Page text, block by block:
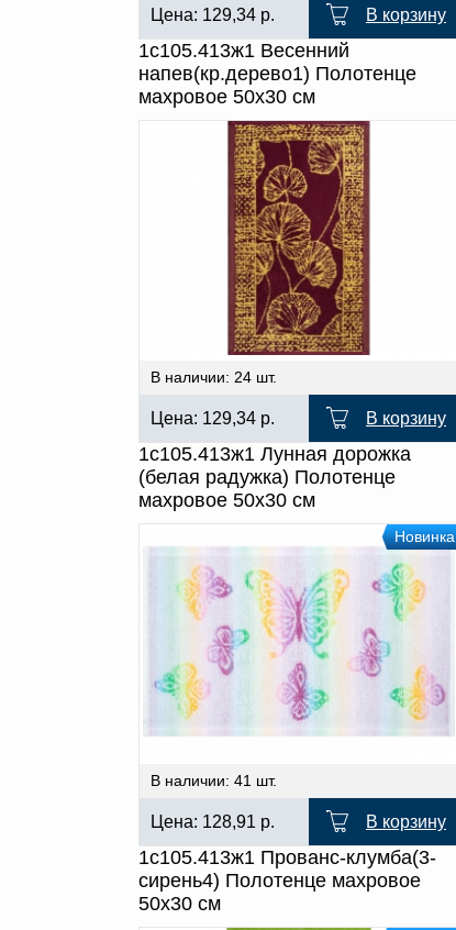
Цена: 129,34 р. В корзину
1с105.413ж1 Весенний
напев(кр.дерево1) Полотенце
махровое 50х30 см
В наличии: 24 шт.
Цена: 129,34 р. В корзину
1с105.413ж1 Лунная дорожка
(белая радужка) Полотенце
махровое 50х30 см
Новинка
В наличии: 41 шт.
Цена: 128,91 р. В корзину
1с105.413ж1 Прованс-клумба(3-
сирень4) Полотенце махровое
50х30 см